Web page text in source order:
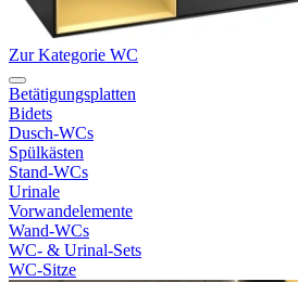
Zur Kategorie WC
Betätigungsplatten
Bidets
Dusch-WCs
Spülkästen
Stand-WCs
Urinale
Vorwandelemente
Wand-WCs
WC- & Urinal-Sets
WC-Sitze